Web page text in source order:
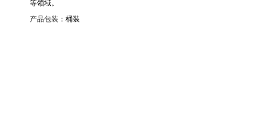
等领域。
产品包装： 桶装